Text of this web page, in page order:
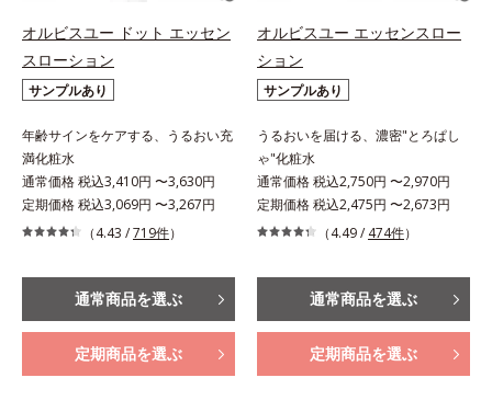
オルビスユー ドット エッセン
スローション
サンプルあり
年齢サインをケアする、うるおい充
満化粧水
通常価格 税込3,410円 〜3,630円
定期価格 税込3,069円 〜3,267円
（4.43 /719件）
通常商品を選ぶ
定期商品を選ぶ
オルビスユー エッセンスロー
ション
サンプルあり
うるおいを届ける、濃密"とろぱし
ゃ"化粧水
通常価格 税込2,750円 〜2,970円
定期価格 税込2,475円 〜2,673円
（4.49 / 474件）
通常商品を選ぶ
定期商品を選ぶ